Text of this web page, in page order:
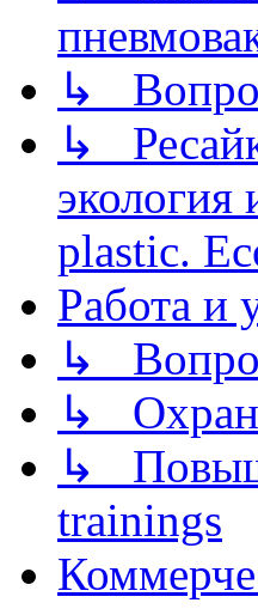
↳
↳
plastic.
Работа и
↳
↳
↳
trainings